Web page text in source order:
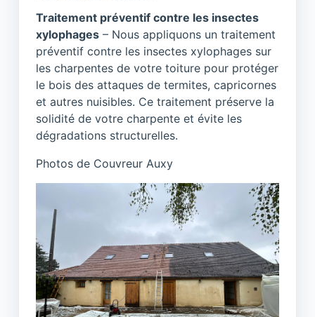
Traitement préventif contre les insectes
xylophages – Nous appliquons un traitement
préventif contre les insectes xylophages sur
les charpentes de votre toiture pour protéger
le bois des attaques de termites, capricornes
et autres nuisibles. Ce traitement préserve la
solidité de votre charpente et évite les
dégradations structurelles.
Photos de Couvreur Auxy